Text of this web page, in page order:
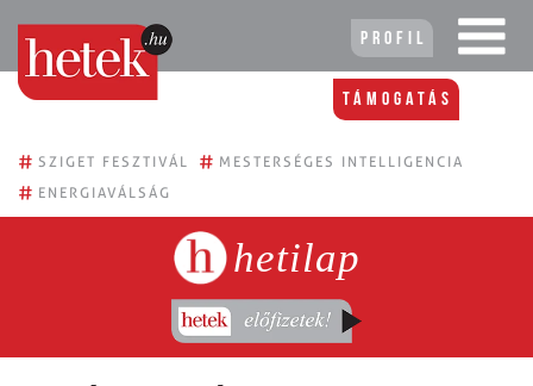
Profil
Támogatás
# SZIGET FESZTIVÁL # MESTERSÉGES INTELLIGENCIA
# ENERGIAVÁLSÁG
hetilap